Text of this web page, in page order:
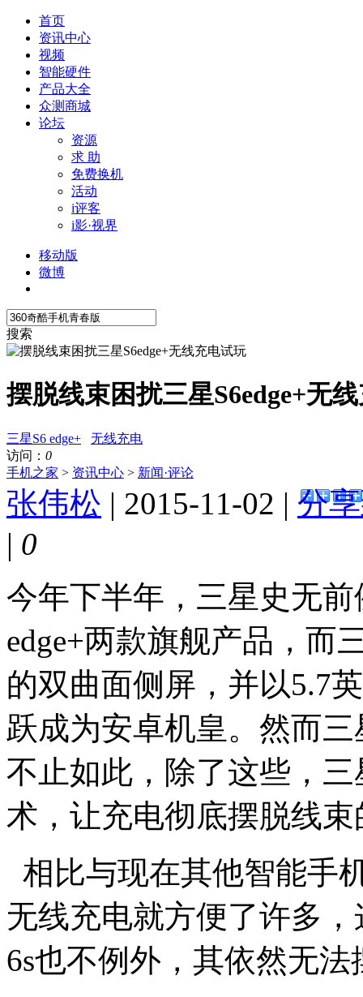
首页
资讯中心
视频
智能硬件
产品大全
众测商城
论坛
资源
求 助
免费换机
活动
i评客
i影·视界
移动版
微博
搜索
摆脱线束困扰三星S6edge+无
三星S6 edge+
无线充电
访问： 0
手机之家 > 资讯中心 > 新闻·评论
张伟松 | 2015-11-02 | 分
| 0
今年下半年，三星史无
edge+两款旗舰产品，而
的双曲面侧屏，并以5.7
跃成为安卓机皇。然而三
不止如此，除了这些，三
术，让充电彻底摆脱线
相比与现在其他智能手
无线充电就方便了许多
6s也不例外，其依然无